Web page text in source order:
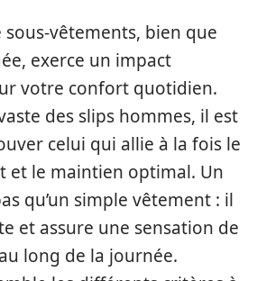
sous-vêtements, bien que
exerce un impact
votre confort quotidien.
des slips hommes, il est
celui qui allie à la fois le
et le maintien optimal. Un
qu’un simple vêtement : il
et assure une sensation de
long de la journée.